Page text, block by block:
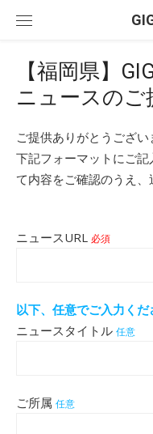
【福岡県】
ニュースのご
ご提供ありがとうござい
下記フォーマットにご
て内容をご確認のうえ、
ニュースURL 必須
以下、任意でご入力くだ
ニュースタイトル 任意
ご所属 任意